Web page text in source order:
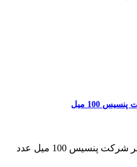
100 میل
پنسیس 100 میل عدد